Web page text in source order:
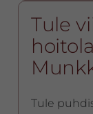
Tule
Tule